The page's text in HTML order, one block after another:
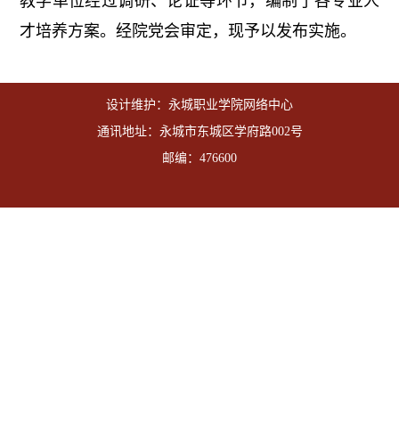
才培养方案。经院党会审定，现予以发布实施。
设计维护：永城职业学院网络中心
通讯地址：永城市东城区学府路002号
邮编：476600